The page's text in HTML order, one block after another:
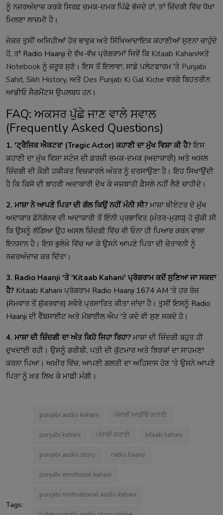
ਨੂੰ ਨਜ਼ਰਅੰਦਾਜ਼ ਕਰਕੇ ਸਿਰਫ਼ ਚਮਕ-ਦਮਕ ਪਿੱਛੇ ਭੱਜਦੇ ਹਾਂ, ਤਾਂ ਜ਼ਿੰਦਗੀ ਵਿੱਚ ਧੋਖਾ
ਮਿਲਣਾ ਲਾਜ਼ਮੀ ਹੈ।
ਜੇਕਰ ਤੁਸੀਂ ਅਜਿਹੀਆਂ ਹੋਰ ਭਾਵੁਕ ਅਤੇ ਸਿੱਖਿਆਦਾਇਕ ਕਹਾਣੀਆਂ ਸੁਣਨਾ ਚਾਹੁੰਦੇ
ਹੋ, ਤਾਂ Radio Haanji ਦੇ ਵੱਖ-ਵੱਖ ਪ੍ਰੋਗਰਾਮਾਂ ਜਿਵੇਂ ਕਿ Kitaab Kahaniਅਤੇ
Notebook ਨੂੰ ਜ਼ਰੂਰ ਸੁਣੋ। ਇਸ ਤੋਂ ਇਲਾਵਾ, ਸਾਡੇ ਪਲੇਟਫਾਰਮ 'ਤੇ Punjabi
Sahit, Sikh History, ਅਤੇ Des Punjab Ki Gal Kiche ਵਰਗੇ ਬਿਹਤਰੀਨ
ਆਡੀਓ ਸੈਗਮੈਂਟਸ ਉਪਲਬਧ ਹਨ।
FAQ: ਅਕਸਰ ਪੁੱਛੇ ਜਾਣ ਵਾਲੇ ਸਵਾਲ
(Frequently Asked Questions)
1. 'ਟ੍ਰੈਜਿਕ ਐਕਟਰ' (Tragic Actor) ਕਹਾਣੀ ਦਾ ਮੁੱਖ ਵਿਸ਼ਾ ਕੀ ਹੈ?ਇਸ
ਕਹਾਣੀ ਦਾ ਮੁੱਖ ਵਿਸ਼ਾ ਸਟੇਜ ਦੀ ਫ਼ਰਜ਼ੀ ਚਮਕ-ਦਮਕ (ਅਦਾਕਾਰੀ) ਅਤੇ ਅਸਲ
ਜ਼ਿੰਦਗੀ ਦੀ ਕੌੜੀ ਹਕੀਕਤ ਵਿਚਕਾਰਲੇ ਅੰਤਰ ਨੂੰ ਦਰਸਾਉਣਾ ਹੈ। ਇਹ ਸਿਖਾਉਂਦੀ
ਹੈ ਕਿ ਕਿਸੇ ਦੀ ਬਾਹਰੀ ਅਦਾਕਾਰੀ ਦੇਖ ਕੇ ਜਜ਼ਬਾਤੀ ਫ਼ੈਸਲੇ ਨਹੀਂ ਲੈਣੇ ਚਾਹੀਦੇ।
2. ਮਾਸ਼ਾ ਨੇ ਆਪਣੇ ਪਿਤਾ ਦੀ ਗੱਲ ਕਿਉਂ ਨਹੀਂ ਮੰਨੀ ਸੀ? ਮਾਸ਼ਾ ਥੀਏਟਰ ਦੇ ਮੁੱਖ
ਅਦਾਕਾਰ ਫ਼ੋਨੋਗੇਨਵ ਦੀ ਅਦਾਕਾਰੀ ਤੋਂ ਇੰਨੀ ਪ੍ਰਭਾਵਿਤ (ਮੰਤਰ-ਮੁਗਧ) ਹੋ ਚੁੱਕੀ ਸੀ
ਕਿ ਉਸਨੂੰ ਲੱਗਿਆ ਉਹ ਅਸਲ ਜ਼ਿੰਦਗੀ ਵਿੱਚ ਵੀ ਓਨਾ ਹੀ ਪਿਆਰ ਕਰਨ ਵਾਲਾ
ਇਨਸਾਨ ਹੈ। ਇਸ ਭੁਲੇਖੇ ਵਿੱਚ ਆ ਕੇ ਉਸਨੇ ਆਪਣੇ ਪਿਤਾ ਦੀ ਚੇਤਾਵਨੀ ਨੂੰ
ਨਜ਼ਰਅੰਦਾਜ਼ ਕਰ ਦਿੱਤਾ।
3. Radio Haanji 'ਤੇ 'Kitaab Kahani' ਪ੍ਰੋਗਰਾਮ ਕਦੋਂ ਸੁਣਿਆ ਜਾ ਸਕਦਾ
ਹੈ? Kitaab Kahani ਪ੍ਰੋਗਰਾਮ Radio Haanji 1674 AM 'ਤੇ ਹਰ ਰੋਜ਼
(ਸੋਮਵਾਰ ਤੋਂ ਸ਼ੁੱਕਰਵਾਰ) ਸਵੇਰੇ ਪ੍ਰਸਾਰਿਤ ਕੀਤਾ ਜਾਂਦਾ ਹੈ। ਤੁਸੀਂ ਇਸਨੂੰ Radio
Haanji ਦੀ ਵੈੱਬਸਾਈਟ ਅਤੇ ਮੋਬਾਈਲ ਐਪ 'ਤੇ ਕਦੇ ਵੀ ਸੁਣ ਸਕਦੇ ਹੋ।
4. ਮਾਸ਼ਾ ਦੀ ਜ਼ਿੰਦਗੀ ਦਾ ਅੰਤ ਕਿਹੋ ਜਿਹਾ ਰਿਹਾ? ਮਾਸ਼ਾ ਦੀ ਜ਼ਿੰਦਗੀ ਬਹੁਤ ਹੀ
ਦੁਖਦਾਈ ਰਹੀ। ਉਸਨੂੰ ਗਰੀਬੀ, ਪਤੀ ਦੀ ਕੁੱਟਮਾਰ ਅਤੇ ਝਿੜਕਾਂ ਦਾ ਸਾਹਮਣਾ
ਕਰਨਾ ਪਿਆ। ਅਖ਼ੀਰ ਵਿੱਚ, ਆਪਣੀ ਗਲਤੀ ਦਾ ਅਹਿਸਾਸ ਹੋਣ 'ਤੇ ਉਸਨੇ ਆਪਣੇ
ਪਿਤਾ ਨੂੰ ਖ਼ਤ ਲਿਖ ਕੇ ਮਾਫ਼ੀ ਮੰਗੀ।
Tags:
punjabi audio kahani ਪੰਜਾਬੀ ਆਡੀਓ ਕਹਾਣੀ
punjabi kahani ਪੰਜਾਬੀ ਕਹਾਣੀ kitaab kahani
punjabi audio story radio haanji
punjabi emotional kahani
punjabi motivational audio kahani